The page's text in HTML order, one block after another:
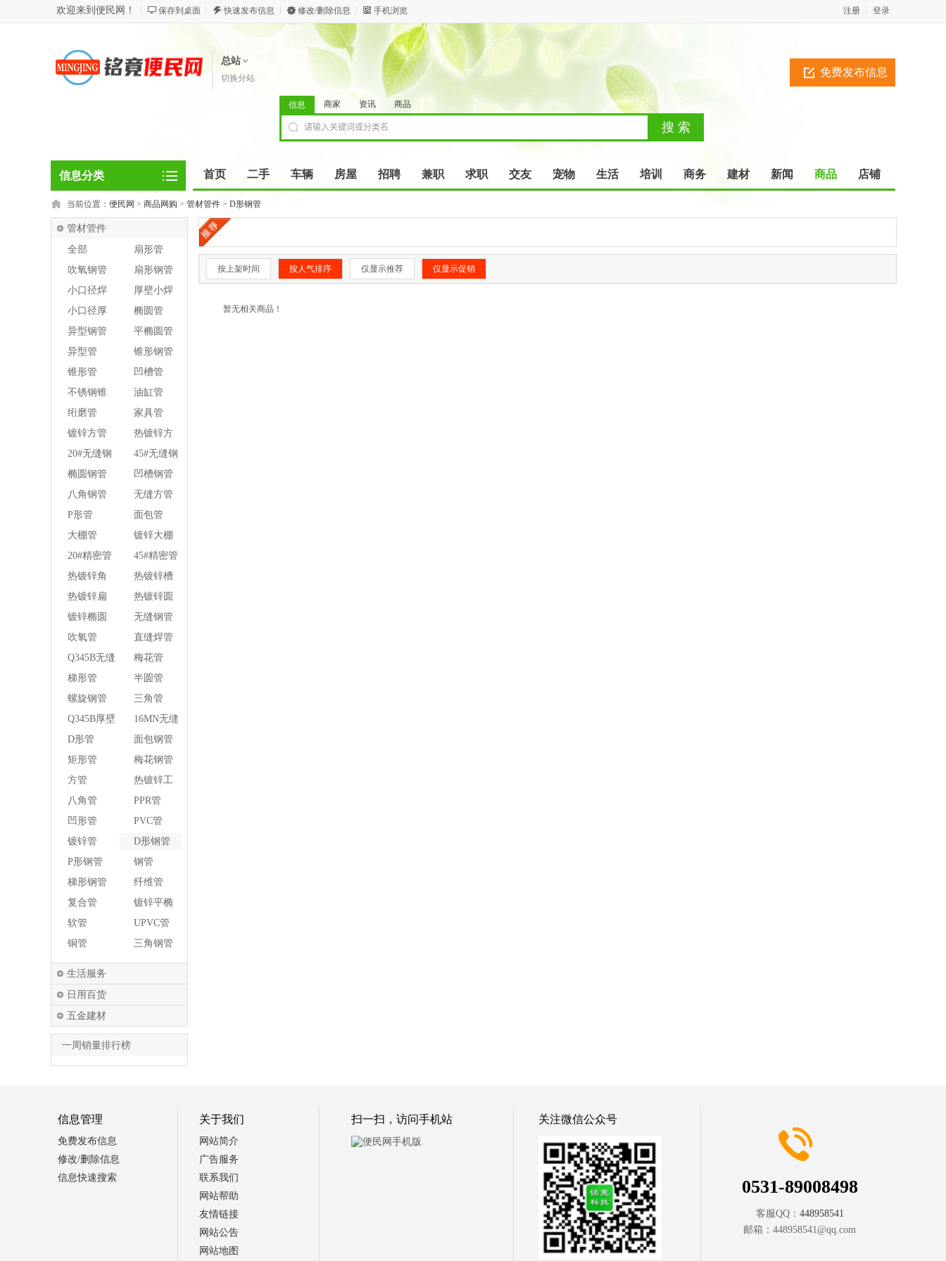
欢迎来到便民网！ 保存到桌面 快速发布信息 修改/删除信息 手机浏览 登录
注册
总站
切换分站 免费发布信息
信息 商家 资讯 商品
信息分类 首页 二手 车辆 房屋 招聘 兼职 求职 交友 宠物 生活 培训 商务 建材 新闻 商品 店铺
当前位置： 便民网 > 商品网购 > 管材管件 > D形钢管
管材管件
全部
扇形管
吹氧钢管
扇形钢管
小口径焊
管
厚壁小焊
管
小口径厚
壁焊管
椭圆管
异型钢管
平椭圆管
异型管
锥形钢管
锥形管
凹槽管
不锈钢锥
形钢管
油缸管
绗磨管
家具管
镀锌方管
热镀锌方
管
20#无缝钢
管
45#无缝钢
管
椭圆钢管
凹槽钢管
八角钢管
无缝方管
P形管
面包管
大棚管
镀锌大棚
管
20#精密管
45#精密管
热镀锌角
钢
热镀锌槽
钢
热镀锌扁
钢
热镀锌圆
钢
镀锌椭圆
管
无缝钢管
吹氧管
直缝焊管
Q345B无缝
钢管
梅花管
梯形管
半圆管
螺旋钢管
三角管
Q345B厚壁
方管
16MN无缝
钢管
D形管
面包钢管
矩形管
梅花钢管
方管
热镀锌工
字钢异径
八角管
PPR管
凹形管
PVC管
镀锌管
D形钢管
P形钢管
钢管
梯形钢管
纤维管
复合管
镀锌平椭
圆管
软管
UPVC管
铜管
三角钢管
生活服务
日用百货
五金建材
一周销量排行榜
按上架时间 按人气排序 仅显示推荐 仅显示促销
暂无相关商品！
信息管理
免费发布信息
修改/删除信息
信息快速搜索
关于我们
网站简介
广告服务
联系我们
网站帮助
友情链接
网站公告
网站地图
扫一扫，访问手机站 关注微信公众号
0531-89008498
客服QQ： 448958541
邮箱： 448958541@qq.com